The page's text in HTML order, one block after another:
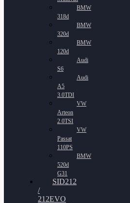
BMW
318d
BMW
320d
BMW
120d
Audi
S6
Audi
A5
3.0TDI
VW
Arteon
2.0TSI
VW
Passat
110PS
BMW
520d
G31
SID212
/
212EVO